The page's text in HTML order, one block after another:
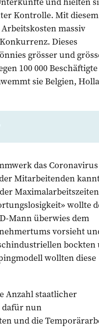
Kontrolle. Mit diesem
massiv
Dieses
grösser und
100 000 Beschäftigte
sie Belgien,
das Coronavirus
Mitarbeitenden
Maximalarbeitszeiten
wollte
Mann überwies dem
vorsieht
bockten
wollten diese
Anzahl staatlicher
dafür nun
und die